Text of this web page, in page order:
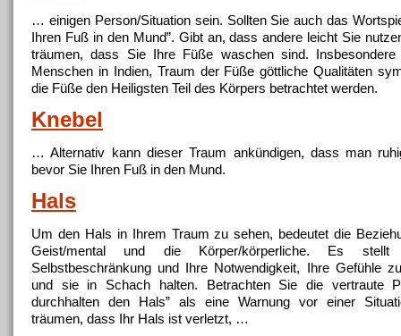
… einigen Person/Situation sein. Sollten Sie auch das
Ihren Fuß in den Mund”. Gibt an, dass andere leicht Sie
träumen, dass Sie Ihre Füße waschen sind.
Menschen in Indien, Traum der Füße göttliche Qualitäten
die Füße den Heiligsten Teil des Körpers betrachtet werden.
Knebel
… Alternativ kann dieser Traum ankündigen, dass man
bevor Sie Ihren Fuß in den Mund.
Hals
Um den Hals in Ihrem Traum zu sehen, bedeutet die
Geist/mental und die Körper/körperliche. Es stellt
Selbstbeschränkung und Ihre Notwendigkeit, Ihre Gefühle
und sie in Schach halten. Betrachten Sie die vertraute
durchhalten den Hals” als eine Warnung vor einer
träumen, dass Ihr Hals ist verletzt, …